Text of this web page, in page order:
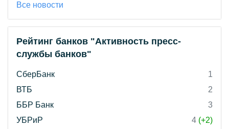
Все новости
Рейтинг банков "Активность пресс-
службы банков"
СберБанк
1
ВТБ
2
ББР Банк
3
УБРиР
4 (+2)